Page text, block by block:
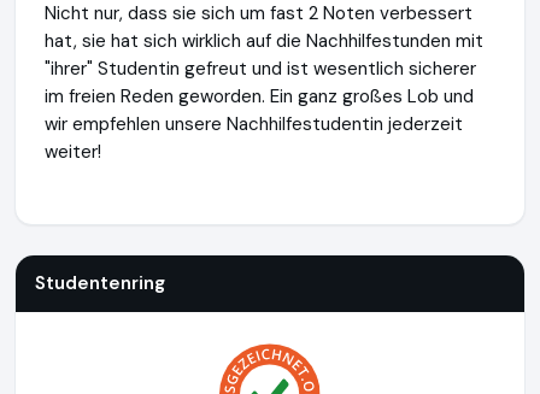
Nicht nur, dass sie sich um fast 2 Noten verbessert
hat, sie hat sich wirklich auf die Nachhilfestunden mit
"ihrer" Studentin gefreut und ist wesentlich sicherer
im freien Reden geworden. Ein ganz großes Lob und
wir empfehlen unsere Nachhilfestudentin jederzeit
weiter!
Studentenring